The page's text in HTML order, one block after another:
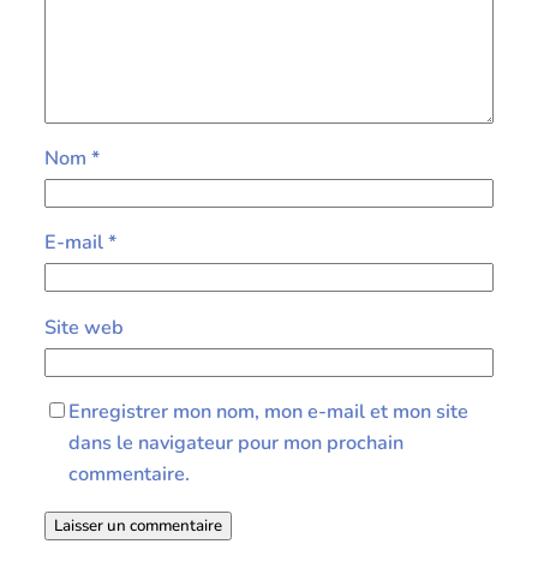
Nom *
E-mail*
Site web
Enregistrer mon nom, mon e-mail et mon site
dans le navigateur pour mon prochain
commentaire.